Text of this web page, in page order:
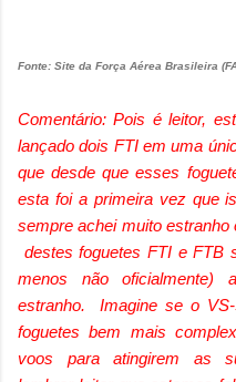
Fonte: Site da Força Aérea Brasileira
Comentário: Pois é leitor,
lançado dois FTI em uma
que desde que esses
esta foi a primeira vez que
sempre achei muito
destes foguetes FTI e FTB
menos não oficialmente)
estranho. Imagine se o
foguetes bem mais
voos para atingirem as